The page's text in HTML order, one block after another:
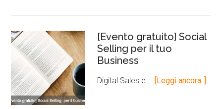
[Evento gratuito] Social
Selling per il tuo
Business
Digital Sales e … [Leggi ancora..]